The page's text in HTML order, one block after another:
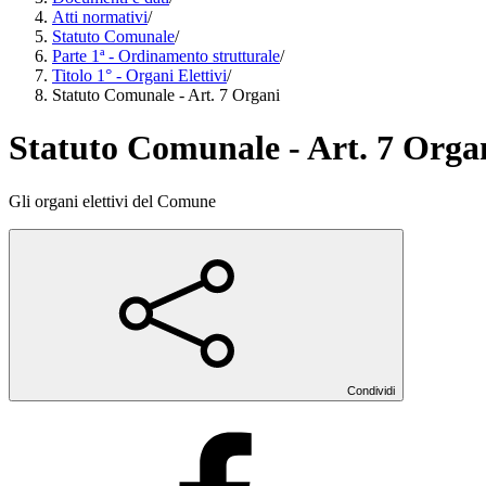
Atti normativi/
Statuto Comunale/
Parte 1ª - Ordinamento strutturale/
Titolo 1° - Organi Elettivi/
Statuto Comunale - Art. 7 Organi
Statuto Comunale - Art. 7
Gli organi elettivi del Comune
Condividi